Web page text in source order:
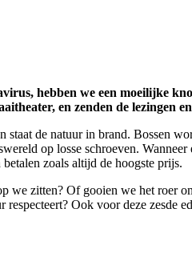
hebben we een moeilijke
en zenden de
de natuur in brand. Bossen
op losse schroeven.
zoals altijd de hoogste prijs.
we zitten? Of gooien we het roer
respecteert? Ook voor deze